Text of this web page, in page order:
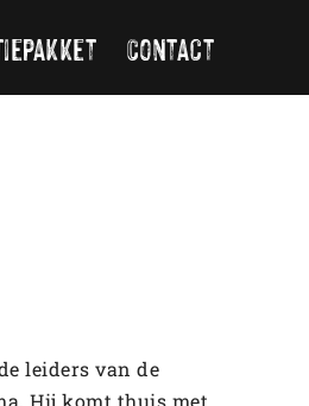
Contact
leiders van de
Hij komt thuis met